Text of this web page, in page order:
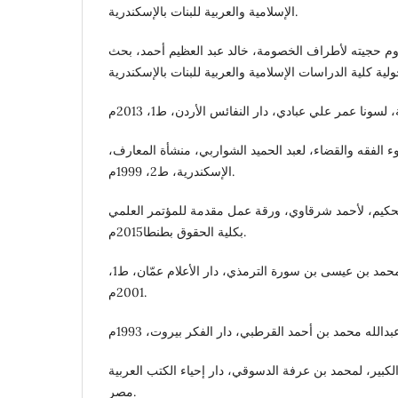
الإسلامية والعربية للبنات بالإسكندرية.
حجيته لأطراف الخصومة، خالد عبد العظيم أحمد، بحث
الفقه والقضاء، لعبد الحميد الشواربي، منشأة المعارف،
الإسكندرية، ط2، 1999م.
لأحمد شرقاوي، ورقة عمل مقدمة للمؤتمر العلمي
بكلية الحقوق بطنطا2015م.
جامع الترمذي، للحافظ محمد بن عيسى بن سورة الترمذي، دار الأعلام عمّان، ط1،
2001م.
لمحمد بن عرفة الدسوقي، دار إحياء الكتب العربية
مصر.